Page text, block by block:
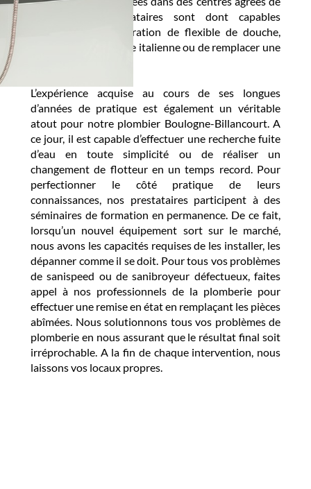
France. Nos prestataires sont dont capables
d’effectuer une réparation de flexible de douche,
d’installer une douche italienne ou de remplacer une
L’expérience acquise au cours de ses longues
d’années de pratique est également un véritable
atout pour notre plombier Boulogne-Billancourt. A
ce jour, il est capable d’effectuer une recherche fuite
d’eau en toute simplicité ou de réaliser un
changement de flotteur en un temps record. Pour
perfectionner le côté pratique de leurs
connaissances, nos prestataires participent à des
séminaires de formation en permanence. De ce fait,
lorsqu’un nouvel équipement sort sur le marché,
nous avons les capacités requises de les installer, les
dépanner comme il se doit. Pour tous vos problèmes
de sanispeed ou de sanibroyeur défectueux, faites
appel à nos professionnels de la plomberie pour
effectuer une remise en état en remplaçant les pièces
abîmées. Nous solutionnons tous vos problèmes de
plomberie en nous assurant que le résultat final soit
irréprochable. A la fin de chaque intervention, nous
laissons vos locaux propres.